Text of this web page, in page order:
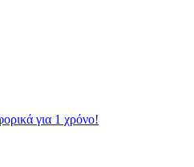
για 1 χρόνο!